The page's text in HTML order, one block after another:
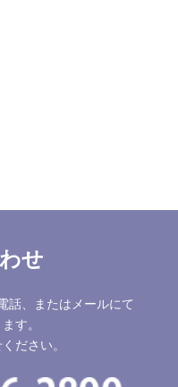
せ
話、またはメールにて
す。
ださい。